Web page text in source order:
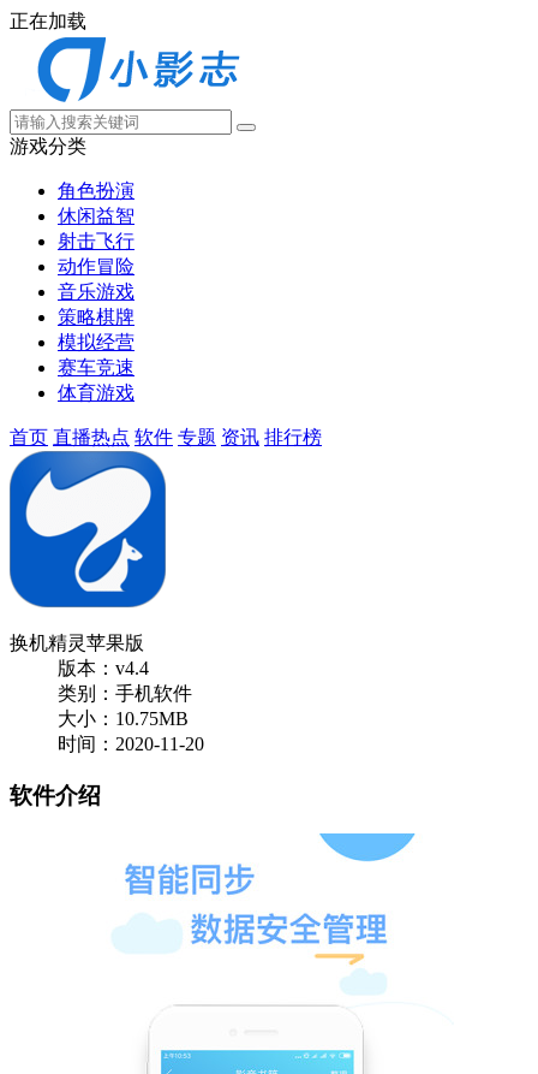
正在加载
游戏分类
角色扮演
休闲益智
射击飞行
动作冒险
音乐游戏
策略棋牌
模拟经营
赛车竞速
体育游戏
首页 直播热点 软件 专题 资讯 排行榜
换机精灵苹果版
版本：v4.4
类别：手机软件
大小：10.75MB
时间：2020-11-20
软件介绍